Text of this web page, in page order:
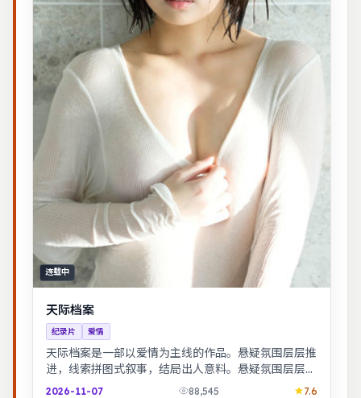
连载中
天际档案
纪录片 爱情
天际档案是一部以爱情为主线的作品。悬疑氛围层层推
进，线索拼图式叙事，结局出人意料。悬疑氛围层层推
进，线索拼图式叙事，结局出人意料。
2026-11-07 88,545 7.6